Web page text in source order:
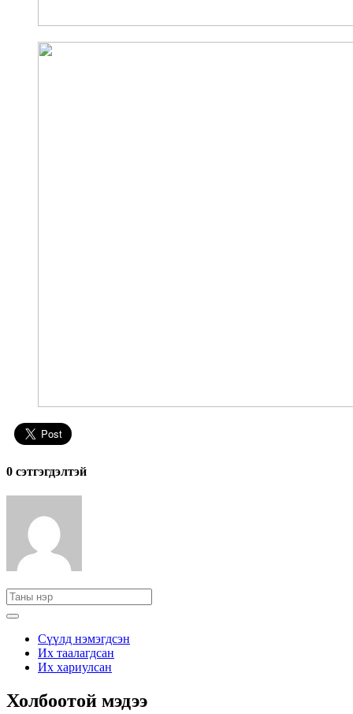
0 cэтгэгдэлтэй
Сүүлд нэмэгдсэн
Их таалагдсан
Их хариулсан
Холбоотой мэдээ